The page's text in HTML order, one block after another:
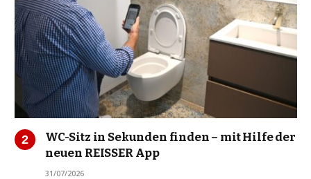
WC-Sitz in Sekunden finden – mit Hilfe der
neuen REISSER App
31/07/2026